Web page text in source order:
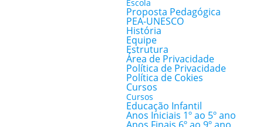
Escola
Proposta Pedagógica
PEA-UNESCO
História
Equipe
Estrutura
Área de Privacidade
Política de Privacidade
Política de Cokies
Cursos
Cursos
Educação Infantil
Anos Iniciais 1º ao 5º ano